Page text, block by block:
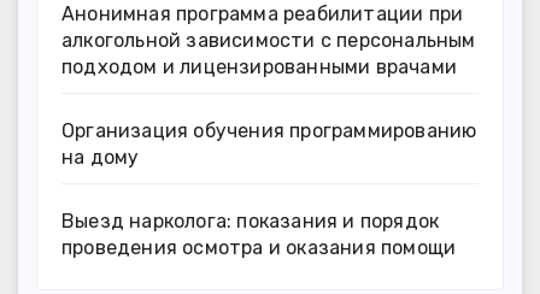
Анонимная программа реабилитации при
алкогольной зависимости с персональным
подходом и лицензированными врачами
Организация обучения программированию
на дому
Выезд нарколога: показания и порядок
проведения осмотра и оказания помощи